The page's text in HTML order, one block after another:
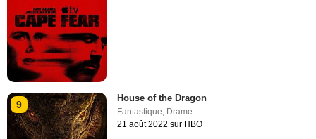
9
House of the Dragon
Fantastique Drame
21 août 2022 sur HBO